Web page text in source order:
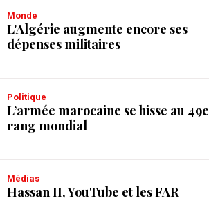
Monde
L'Algérie augmente encore ses
dépenses militaires
Politique
L’armée marocaine se hisse au 49e
rang mondial
Médias
Hassan II, YouTube et les FAR